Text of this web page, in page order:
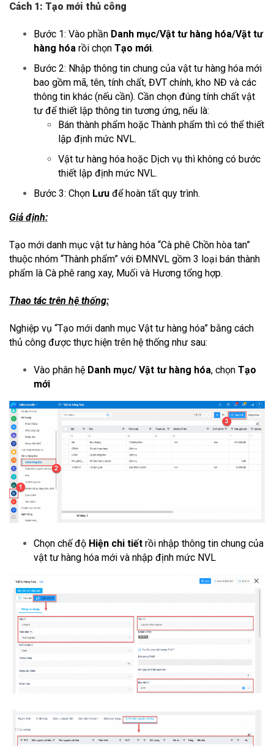
Cách 1: Tạo mới thủ công
Bước 1: Vào phần Danh mục/Vật tư hàng hóa/Vật tư
hàng hóa rồi chọn Tạo mới.
Bước 2: Nhập thông tin chung của vật tư hàng hóa mới
bao gồm mã, tên, tính chất, ĐVT chính, kho NĐ và các
thông tin khác (nếu cần). Cần chọn đúng tính chất vật
tư để thiết lập thông tin tương ứng, nếu là:
Bán thành phẩm hoặc Thành phẩm thì có thể thiết
lập định mức NVL.
Vật tư hàng hóa hoặc Dịch vụ thì không có bước
thiết lập định mức NVL.
Bước 3: Chọn Lưu để hoàn tất quy trình.
Giả định:
Tạo mới danh mục vật tư hàng hóa “Cà phê Chồn hòa tan”
thuộc nhóm “Thành phẩm” với ĐMNVL gồm 3 loại bán thành
phẩm là Cà phê rang xay, Muối và Hương tổng hợp.
Thao tác trên hệ thống:
Nghiệp vụ “Tạo mới danh mục Vật tư hàng hóa” bằng cách
thủ công được thực hiện trên hệ thống như sau:
Vào phân hệ Danh mục/ Vật tư hàng hóa, chọn Tạo
mới
Chọn chế độ Hiện chi tiết rồi nhập thông tin chung của
vật tư hàng hóa mới và nhập định mức NVL